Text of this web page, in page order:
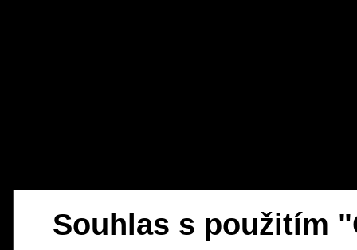
Souhlas s použitím